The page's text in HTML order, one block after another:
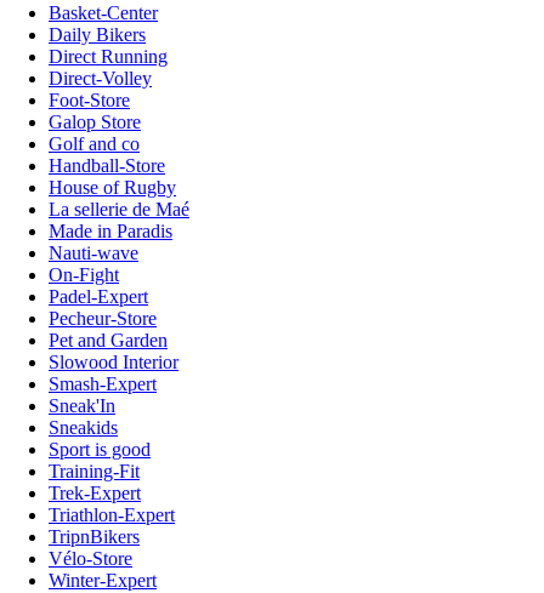
Basket-Center
Daily Bikers
Direct Running
Direct-Volley
Foot-Store
Galop Store
Golf and co
Handball-Store
House of Rugby
La sellerie de Maé
Made in Paradis
Nauti-wave
On-Fight
Padel-Expert
Pecheur-Store
Pet and Garden
Slowood Interior
Smash-Expert
Sneak'In
Sneakids
Sport is good
Training-Fit
Trek-Expert
Triathlon-Expert
TripnBikers
Vélo-Store
Winter-Expert